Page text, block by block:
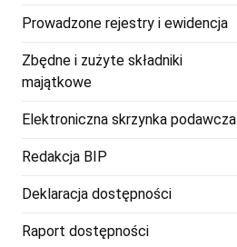
potomne
Prowadzone rejestry i ewidencja
Zbędne i zużyte składniki
majątkowe
Elektroniczna skrzynka podawcza
Redakcja BIP
Deklaracja dostępności
Raport dostępności